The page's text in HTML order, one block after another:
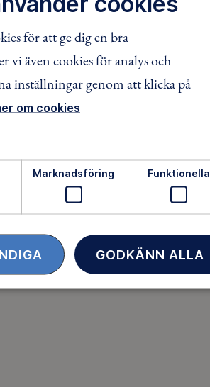
onsala@friluftsframjandet.se
för att ge dig en bra
vi även cookies för analys och
inställningar genom att klicka på
om cookies
Marknadsföring Funktionella
GODKÄNN ALLA